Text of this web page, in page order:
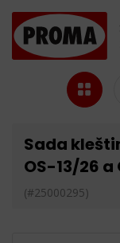
Sada
OS-13/26
(#25000295)